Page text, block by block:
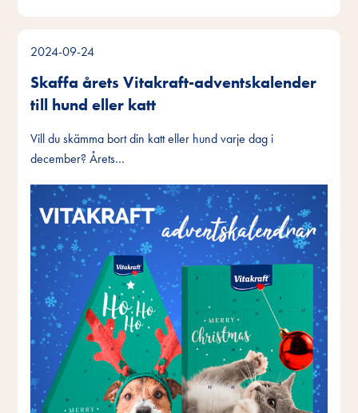
2024-09-24
Skaffa årets Vitakraft-adventskalender
till hund eller katt
Vill du skämma bort din katt eller hund varje dag i
december? Årets…